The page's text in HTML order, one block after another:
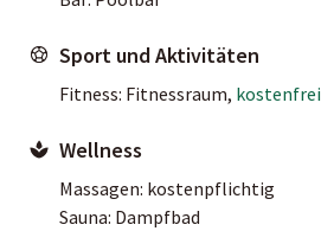
Sport und Aktivitäten
Fitness: Fitnessraum, kostenfrei
Wellness
Massagen: kostenpflichtig
Sauna: Dampfbad